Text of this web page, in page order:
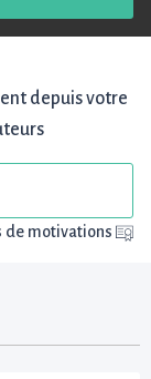
depuis votre
de motivations